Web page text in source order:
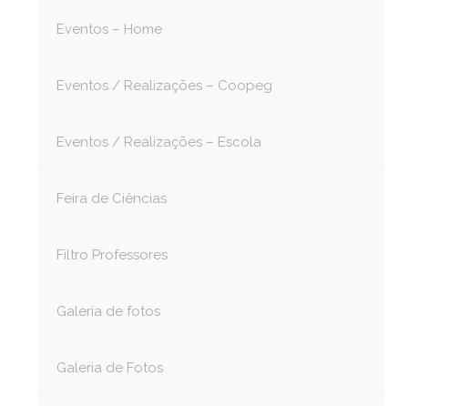
Eventos – Home
Eventos / Realizações – Coopeg
Eventos / Realizações – Escola
Feira de Ciências
Filtro Professores
Galeria de fotos
Galeria de Fotos